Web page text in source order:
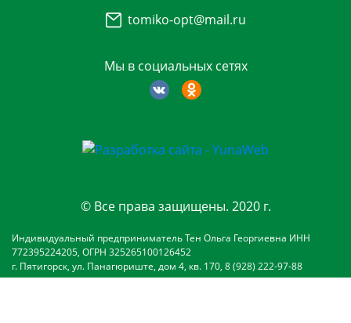
Мы в социальных сетях
tomiko-opt@mail.ru
© Все права защищены. 2020 г.
Индивидуальный предприниматель Тен Ольга Георгиевна ИНН
772395224205, ОГРН 325265100126452
г. Пятигорск, ул. Панагюриште, дом 4, кв. 170, 8 (928) 222-97-88